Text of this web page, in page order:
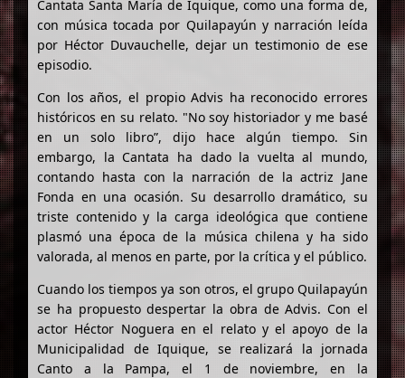
Cantata Santa María de Iquique, como una forma de,
con música tocada por Quilapayún y narración leída
por Héctor Duvauchelle, dejar un testimonio de ese
episodio.
Con los años, el propio Advis ha reconocido errores
históricos en su relato. "No soy historiador y me basé
en un solo libro”, dijo hace algún tiempo. Sin
embargo, la Cantata ha dado la vuelta al mundo,
contando hasta con la narración de la actriz Jane
Fonda en una ocasión. Su desarrollo dramático, su
triste contenido y la carga ideológica que contiene
plasmó una época de la música chilena y ha sido
valorada, al menos en parte, por la crítica y el público.
Cuando los tiempos ya son otros, el grupo Quilapayún
se ha propuesto despertar la obra de Advis. Con el
actor Héctor Noguera en el relato y el apoyo de la
Municipalidad de Iquique, se realizará la jornada
Canto a la Pampa, el 1 de noviembre, en la